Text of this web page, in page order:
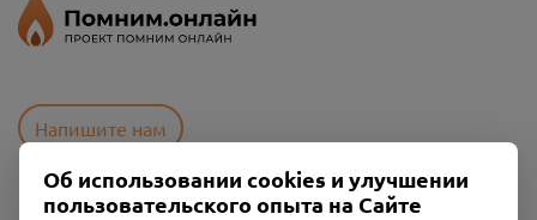
Напишите нам
Об использовании cookies и улучшении
пользовательского опыта на Сайте